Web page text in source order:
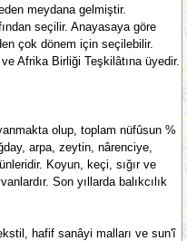
meydana gelmiştir.
seçilir. Anayasaya göre
çok dönem için seçilebilir.
Afrika Birliği Teşkilâtına üyedir.
olup, toplam nüfûsun %
arpa, zeytin, nârenciye,
Koyun, keçi, sığır ve
Son yıllarda balıkcılık
hafif sanâyi malları ve sun'î